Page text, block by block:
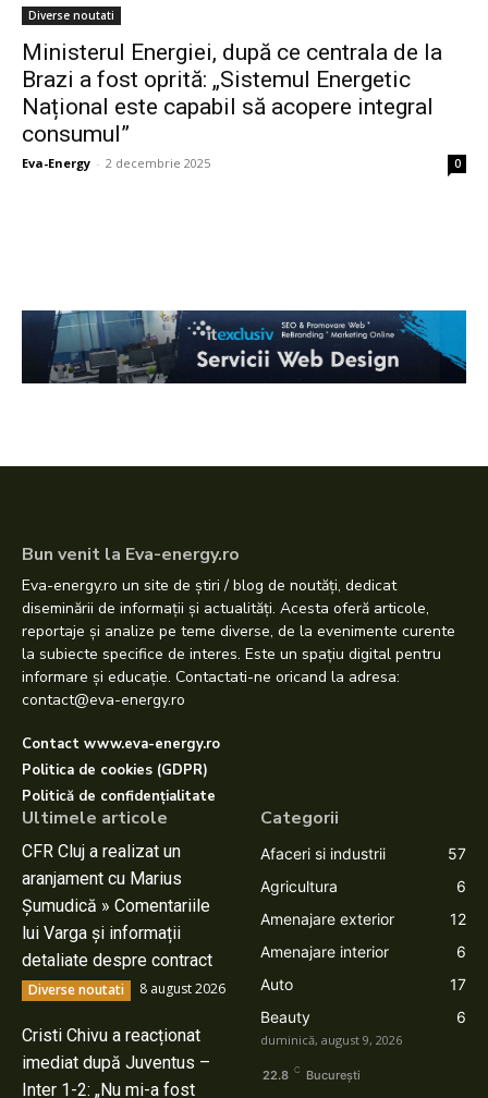
Diverse noutati
Ministerul Energiei, după ce centrala de la
Brazi a fost oprită: „Sistemul Energetic
Național este capabil să acopere integral
consumul”
Eva-Energy - 2 decembrie 2025 0
Bun venit la Eva-energy.ro
Eva-energy.ro un site de știri / blog de noutăți, dedicat
diseminării de informații și actualități. Acesta oferă articole,
reportaje și analize pe teme diverse, de la evenimente curente
la subiecte specifice de interes. Este un spațiu digital pentru
informare și educație. Contactati-ne oricand la adresa:
contact@eva-energy.ro
Contact www.eva-energy.ro
Politica de cookies (GDPR)
Politică de confidențialitate
Ultimele articole
CFR Cluj a realizat un
aranjament cu Marius
Șumudică » Comentariile
lui Varga și informații
detaliate despre contract
Diverse noutati 8 august 2026
Cristi Chivu a reacționat
imediat după Juventus –
Inter 1-2: „Nu mi-a fost
Categorii
Afaceri si industrii
57
Agricultura
6
Amenajare exterior
12
Amenajare interior
6
Auto
17
Beauty
6
duminică, august 9, 2026
22.8 C București